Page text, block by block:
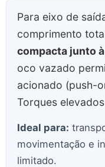
Para eixo de
comprimento
compacta junto
oco vazado
acionado (push-
Torques
Ideal para:
movimentação e
limitado.